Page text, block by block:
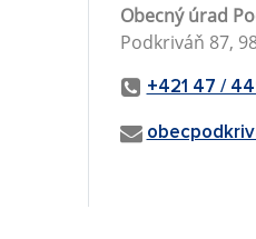
Obecný úrad
Podkriváň 87,
+421 47 /